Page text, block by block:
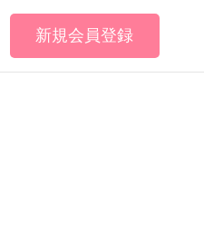
新規会員登録